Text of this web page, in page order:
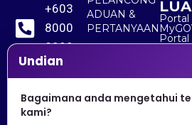
+603
8000
8000
+603
8891
7100
ADUAN &
PERTANYAAN
Portal
Portal
Undian
Bagaimana anda mengetahui
kami?